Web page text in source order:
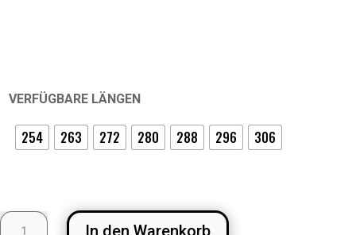
VERFÜGBARE LÄNGEN
254 263 272 280 288 296 306
BLADETECH
In den Warenkorb